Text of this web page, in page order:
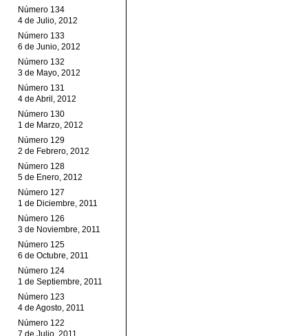
Número 134
4 de Julio, 2012
Número 133
6 de Junio, 2012
Número 132
3 de Mayo, 2012
Número 131
4 de Abril, 2012
Número 130
1 de Marzo, 2012
Número 129
2 de Febrero, 2012
Número 128
5 de Enero, 2012
Número 127
1 de Diciembre, 2011
Número 126
3 de Noviembre, 2011
Número 125
6 de Octubre, 2011
Número 124
1 de Septiembre, 2011
Número 123
4 de Agosto, 2011
Número 122
7 de Julio, 2011